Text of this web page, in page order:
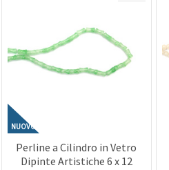
NUOVO
Perline a Cilindro in Vetro
Dipinte Artistiche 6 x 12